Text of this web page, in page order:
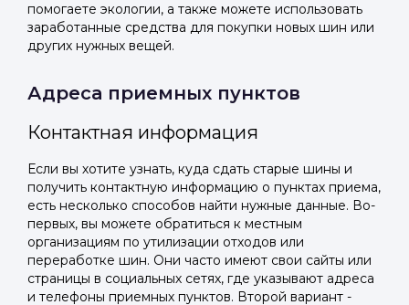
помогаете экологии, а также можете использовать
заработанные средства для покупки новых шин или
других нужных вещей.
Адреса приемных пунктов
Контактная информация
Если вы хотите узнать, куда сдать старые шины и
получить контактную информацию о пунктах приема,
есть несколько способов найти нужные данные. Во-
первых, вы можете обратиться к местным
организациям по утилизации отходов или
переработке шин. Они часто имеют свои сайты или
страницы в социальных сетях, где указывают адреса
и телефоны приемных пунктов. Второй вариант -